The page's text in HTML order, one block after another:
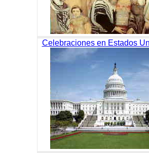
Celebraciones en Estados